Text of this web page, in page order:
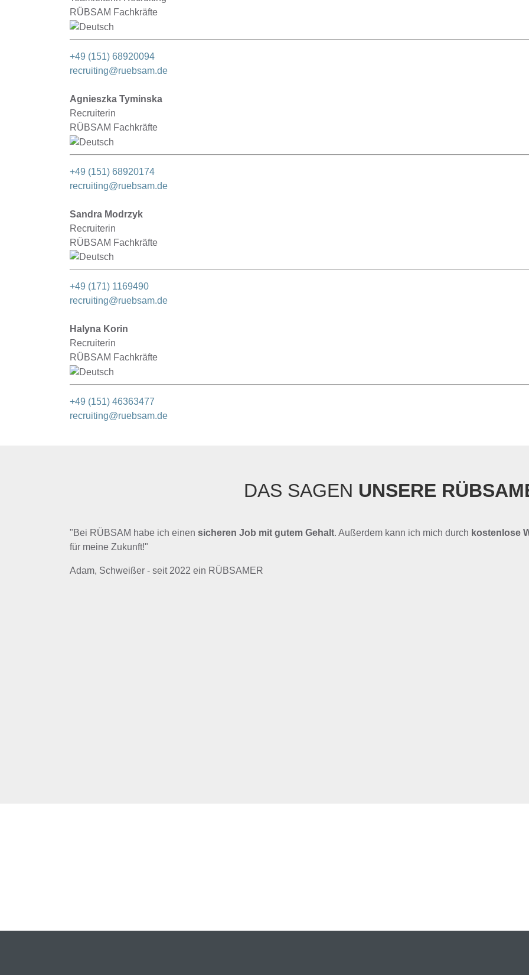
RÜBSAM Fachkräfte
+49 (151) 68920094
recruiting@ruebsam.de
Agnieszka Tyminska
Recruiterin
RÜBSAM Fachkräfte
+49 (151) 68920174
recruiting@ruebsam.de
Sandra Modrzyk
Recruiterin
RÜBSAM Fachkräfte
+49 (171) 1169490
recruiting@ruebsam.de
Halyna Korin
Recruiterin
RÜBSAM Fachkräfte
+49 (151) 46363477
recruiting@ruebsam.de
DAS SAGEN UNSERE
"Bei RÜBSAM habe ich einen sicheren Job mit gutem Gehalt. Außerdem kann ich mich durch kostenlose
für meine Zukunft!"
Adam, Schweißer - seit 2022 ein RÜBSAMER